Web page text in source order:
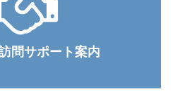
問サポート案内